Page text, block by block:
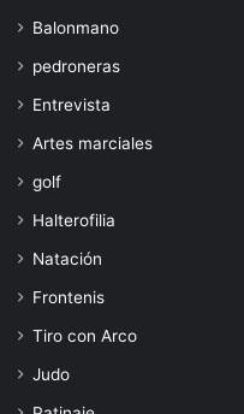
Balonmano
pedroneras
Entrevista
Artes marciales
golf
Halterofilia
Natación
Frontenis
Tiro con Arco
Judo